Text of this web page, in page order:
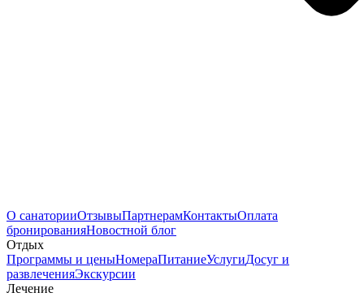
О санаторииОтзывыПартнерамКонтактыОплата
бронированияНовостной блог
Отдых
Программы и ценыНомераПитаниеУслугиДосуг и
развлеченияЭкскурсии
Лечение